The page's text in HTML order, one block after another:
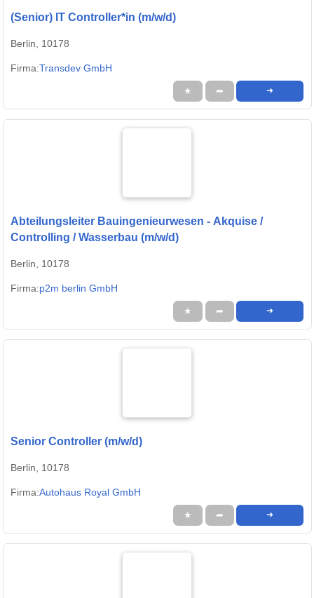
(Senior) IT Controller*in (m/w/d)
Berlin, 10178
Firma:Transdev GmbH
★ ➦ ➜
Abteilungsleiter Bauingenieurwesen - Akquise /
Controlling / Wasserbau (m/w/d)
Berlin, 10178
Firma:p2m berlin GmbH
★ ➦ ➜
Senior Controller (m/w/d)
Berlin, 10178
Firma:Autohaus Royal GmbH
★ ➦ ➜